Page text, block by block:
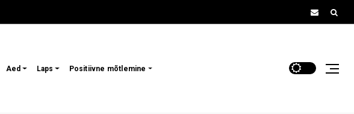
Aed Laps Positiivne mõtlemine